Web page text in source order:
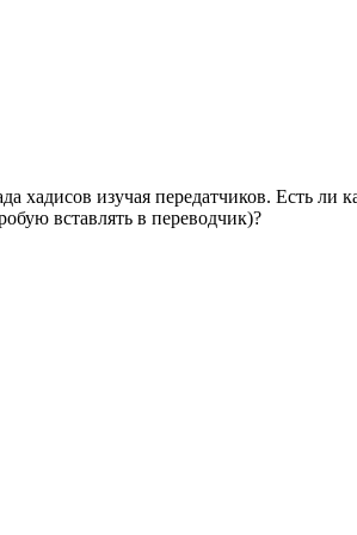
изучая передатчиков. Есть ли
вставлять в переводчик)?